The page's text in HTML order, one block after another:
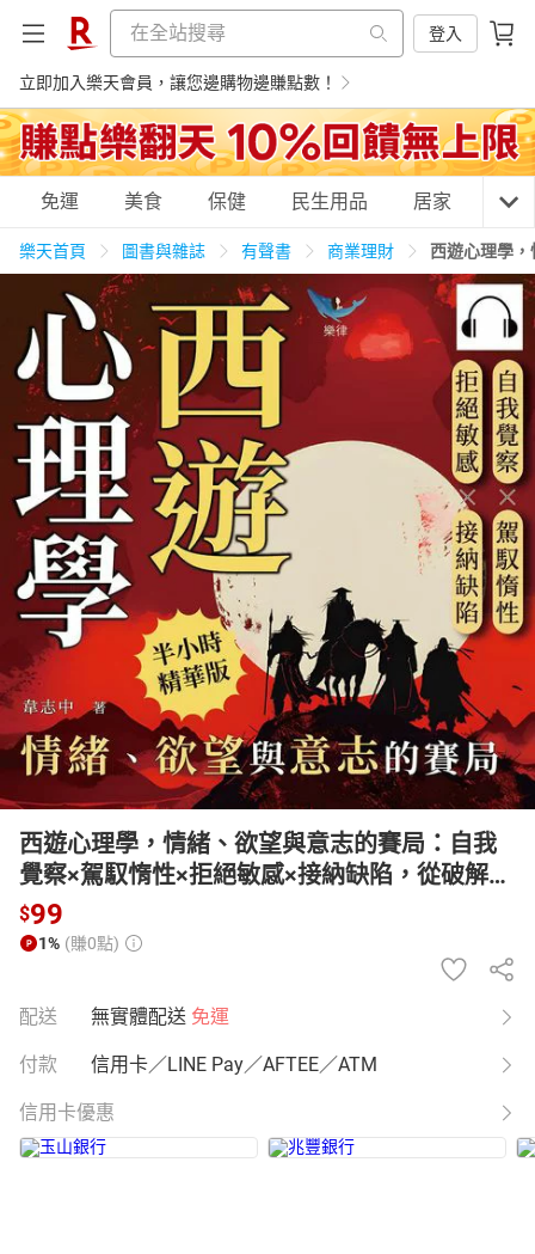
登入
立即加入樂天會員，讓您邊購物邊賺點數！
購物網分類
天天免運 美食蛋糕 養生保健 民生用品
居家生活 3C家電 親子玩具
女裝 男裝 情趣用品
日本購物 電子/紙本書
HOT
免運 美食 保健 民生用品 居家 3C
樂天首頁 圖書與雜誌 有聲書 商業理財 西遊心理學
西遊心理學，情緒、欲望與意志的賽局：自我
覺察×駕馭惰性×拒絕敏感×接納缺陷，從破解妖
怪的圈套到通過佛祖的考驗，安放騷動不已的
內心【有聲書】
$99
1% (賺0點)
配送 無實體配送 免運
付款 信用卡／LINE Pay／AFTEE／ATM
信用卡優惠